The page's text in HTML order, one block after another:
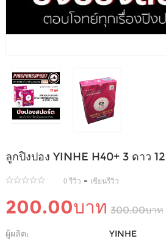
ลูกปิงปอง YINHE H40+ 3 ดาว
0 รีวิว - เขียนรีวิว
200.00บาท 300.00บาท
ผู้ผลิต:
YINHE